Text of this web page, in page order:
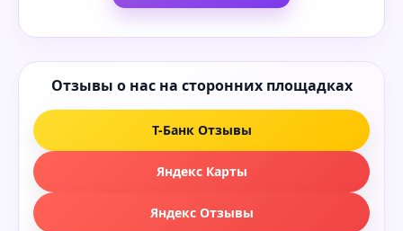
Отзывы о нас на сторонних площадках
Т-Банк Отзывы
Яндекс Карты
Яндекс Отзывы